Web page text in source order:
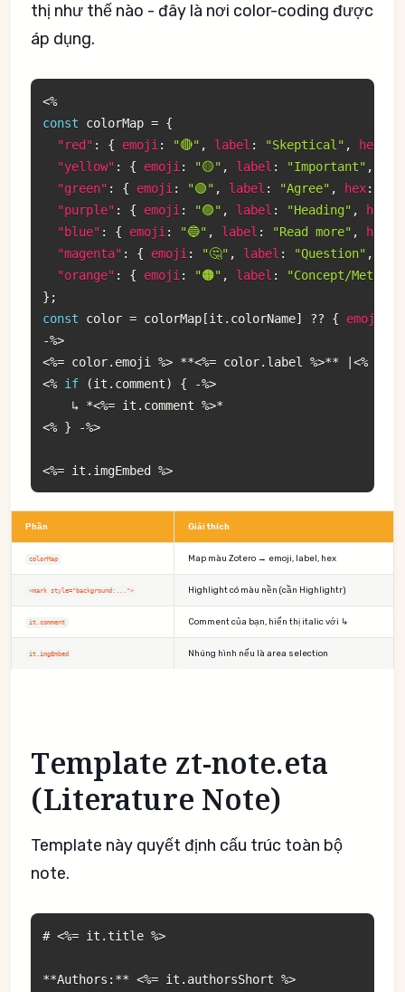
thị như thế nào - đây là nơi color-coding được
áp dụng.
<%
const colorMap = {
"red" : { emoji : "🔴" , label : "Skeptical" , hex
"yellow" : { emoji : "🟡" , label : "Important" ,
"green" : { emoji : "🟢" , label : "Agree" , hex:
"purple" : { emoji : "🟣" , label : "Heading" , hex
"blue" : { emoji : "🔵" , label : "Read more" , hex
"magenta" : { emoji : "🤔" , label : "Question" ,
"orange" : { emoji : "🟠" , label : "Concept/Method"
} ;
const color = colorMap[it . colorName] ?? { emoji
-%>
<%= color. emoji %> **<%= color. label %>** |<%
<% if (it . comment) { -%>
    ↳
*<%= it . comment %>*
<% } -%>
<%= it . imgEmbed %>
Phần Giải thích
colorMap Map màu Zotero → emoji, label, hex
<mark style="background:..."> Highlight có màu nền (cần Highlightr)
it.comment Comment của bạn, hiển thị italic với ↳
it.imgEmbed Nhúng hình nếu là area selection
Template zt-note.eta
(Literature Note)
Template này quyết định cấu trúc toàn bộ
note.
# <%= it .title %>
**Authors : ** <%= it . authorsShort %>